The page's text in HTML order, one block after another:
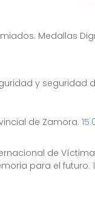
Medallas
y seguridad
de Zamora.
de
para el futuro.